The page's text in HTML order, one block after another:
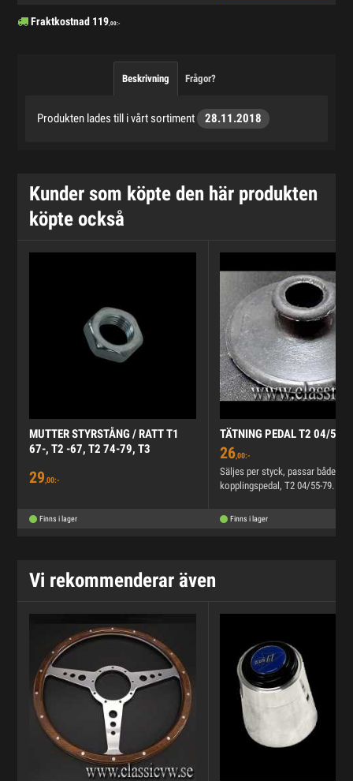
Fraktkostnad 119 ,00:-
Beskrivning Frågor?
Produkten lades till i vårt sortiment 28.11.2018
Kunder som köpte den här produkten
köpte också
MUTTER STYRSTÅNG / RATT T1
67-, T2 -67, T2 74-79, T3
29,00:-
Finns i lager
TÄTNING PEDAL T2 04/55-
26,00:-
Säljes per styck, passar både
kopplingspedal, T2 04/55-79.
Finns i lager
Vi rekommenderar även